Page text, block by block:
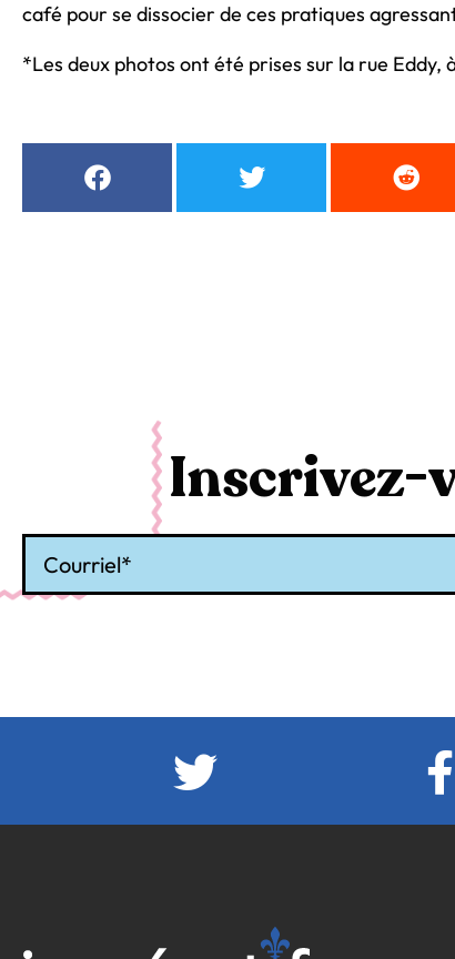
café pour se dissocier de ces pratiques
*Les deux photos ont été prises sur la rue Eddy,
Inscrivez-